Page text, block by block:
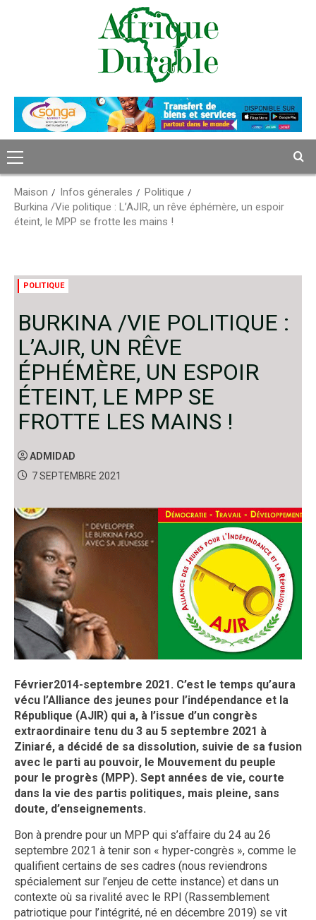
Menu
principal
Maison
Infos génerales
Politique
Burkina /Vie politique : L’AJIR, un rêve éphémère, un espoir
éteint, le MPP se frotte les mains !
POLITIQUE
BURKINA /VIE POLITIQUE :
L’AJIR, UN RÊVE
ÉPHÉMÈRE, UN ESPOIR
ÉTEINT, LE MPP SE
FROTTE LES MAINS !
ADMIDAD
7 SEPTEMBRE 2021
Février2014-septembre 2021. C’est le temps qu’aura
vécu l’Alliance des jeunes pour l’indépendance et la
République (AJIR) qui a, à l’issue d’un congrès
extraordinaire tenu du 3 au 5 septembre 2021 à
Ziniaré, a décidé de sa dissolution, suivie de sa fusion
avec le parti au pouvoir, le Mouvement du peuple
pour le progrès (MPP). Sept années de vie, courte
dans la vie des partis politiques, mais pleine, sans
doute, d’enseignements.
Bon à prendre pour un MPP qui s’affaire du 24 au 26
septembre 2021 à tenir son « hyper-congrès », comme le
qualifient certains de ses cadres (nous reviendrons
spécialement sur l’enjeu de cette instance) et dans un
contexte où sa rivalité avec le RPI (Rassemblement
patriotique pour l’intégrité, né en décembre 2019) se vit